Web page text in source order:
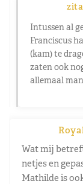
zita
Intussen al
Franciscus
(kam) te
zaten ook
allemaal
Wat mij
netjes en
Mathilde is